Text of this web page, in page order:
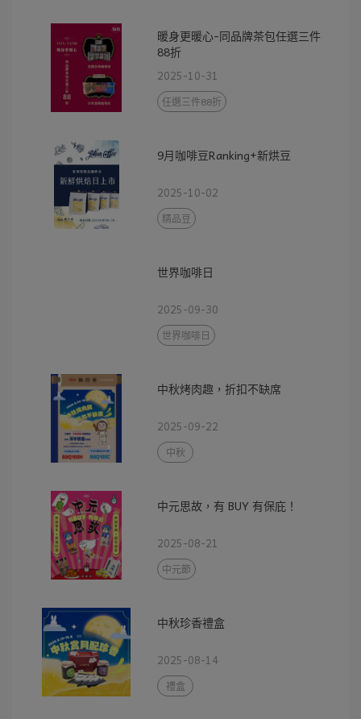
暖身更暖心-同品牌茶包任選三件
88折
2025-10-31
任選三件88折
9月咖啡豆Ranking+新烘豆
2025-10-02
精品豆
世界咖啡日
2025-09-30
世界咖啡日
中秋烤肉趣，折扣不缺席
2025-09-22
中秋
中元思故，有 BUY 有保庇！
2025-08-21
中元節
中秋珍香禮盒
2025-08-14
禮盒